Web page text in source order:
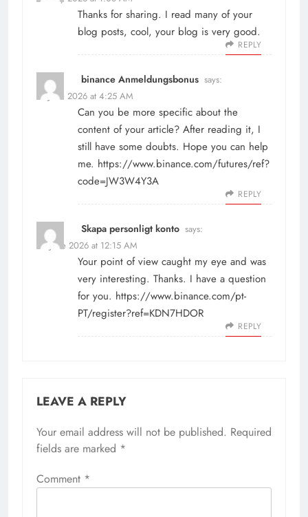
Thanks for sharing. I read many of your
blog posts, cool, your blog is very good.
REPLY
binance Anmeldungsbonus says:
12 June 2026 at 4:25 AM
Can you be more specific about the
content of your article? After reading it, I
still have some doubts. Hope you can help
me. https://www.binance.com/futures/ref?
code=JW3W4Y3A
REPLY
Skapa personligt konto says:
24 June 2026 at 12:15 AM
Your point of view caught my eye and was
very interesting. Thanks. I have a question
for you. https://www.binance.com/pt-
PT/register?ref=KDN7HDOR
REPLY
LEAVE A REPLY
Your email address will not be published. Required
fields are marked *
Comment *